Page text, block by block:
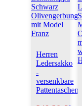
Herren
Ledersakko
-
versenkbare
Pattentaschen